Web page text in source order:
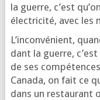
la guerre, c’est
élec­tri­ci­té, avec les
L’inconvénient,
dant la guerre,
de ses
Canada, on fait ce
dans un res­tau­rant